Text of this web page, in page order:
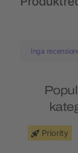
Inga
Priority